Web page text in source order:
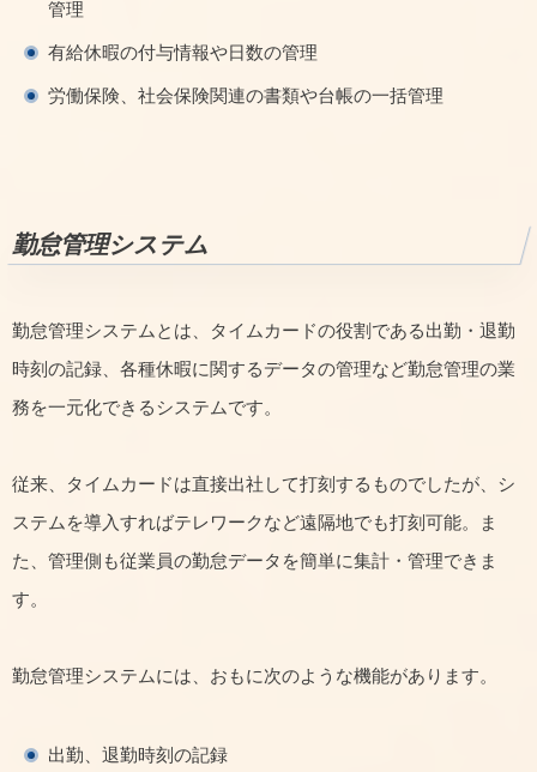
管理
有給休暇の付与情報や日数の管理
労働保険、社会保険関連の書類や台帳の一括管理
勤怠管理システム
勤怠管理システムとは、タイムカードの役割である出勤・退勤
時刻の記録、各種休暇に関するデータの管理など勤怠管理の業
務を一元化できるシステムです。
従来、タイムカードは直接出社して打刻するものでしたが、シ
ステムを導入すればテレワークなど遠隔地でも打刻可能。ま
た、管理側も従業員の勤怠データを簡単に集計・管理できま
す。
勤怠管理システムには、おもに次のような機能があります。
出勤、退勤時刻の記録